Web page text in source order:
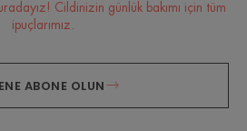
Cildinizin günlük bakımı için tüm
ipuçlarımız.
ABONE OLUN